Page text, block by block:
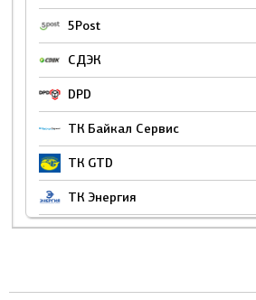
5Post
СДЭК
DPD
ТК Байкал Сервис
ТК GTD
ТК Энергия